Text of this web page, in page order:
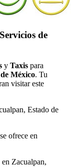
de
y Taxis para
México. Tu
visitar este
Estado de
ofrece en
Zacualpan,